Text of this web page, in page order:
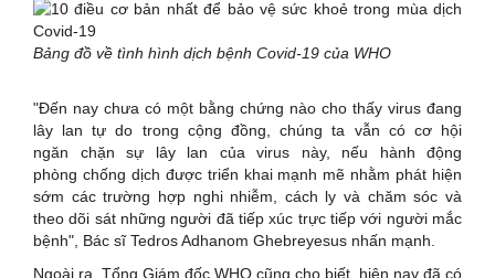
Bảng đồ về tình hình dịch bệnh Covid-19 của WHO
"Đến nay chưa có một bằng chứng nào cho thấy virus đang
lây lan tự do trong cộng đồng, chúng ta vẫn có cơ hội
ngăn chặn sự lây lan của virus này, nếu hành động
phòng chống dịch được triển khai mạnh mẽ nhằm phát hiện
sớm các trường hợp nghi nhiễm, cách ly và chăm sóc và
theo dõi sát những người đã tiếp xúc trực tiếp với người mắc
bệnh", Bác sĩ Tedros Adhanom Ghebreyesus nhấn mạnh.
Ngoài ra, Tổng Giám đốc WHO cũng cho biết, hiện nay đã có